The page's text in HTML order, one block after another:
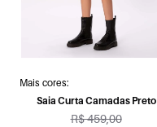
Mais cores:
Saia Curta Camadas Preto
R$ 459,00